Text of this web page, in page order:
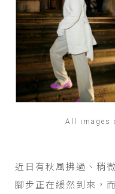
All images
近日有秋風拂過、稍
腳步正在緩然到來，